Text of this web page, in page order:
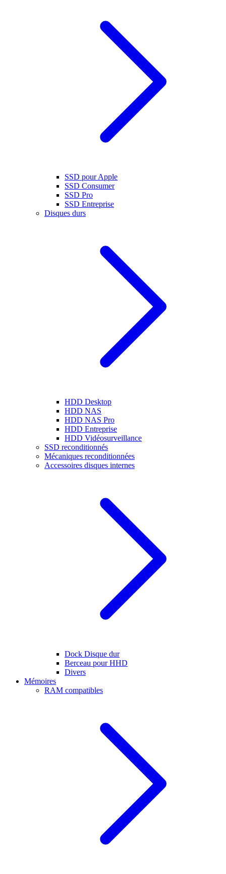
SSD pour Apple
SSD Consumer
SSD Pro
SSD Entreprise
Disques durs
HDD Desktop
HDD NAS
HDD NAS Pro
HDD Entreprise
HDD Vidéosurveillance
SSD reconditionnés
Mécaniques reconditionnées
Accessoires disques internes
Dock Disque dur
Berceau pour HHD
Divers
Mémoires
RAM compatibles